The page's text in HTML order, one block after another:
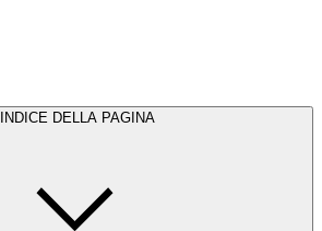
INDICE DELLA PAGINA